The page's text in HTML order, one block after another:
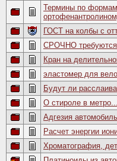
Термины по
ГОСТ на колбы с
СРОЧНО требуются
Кран на
эластомер для
Будут ли
О стироле в метро...
Адгезия
Расчет энергии
Хроматография,